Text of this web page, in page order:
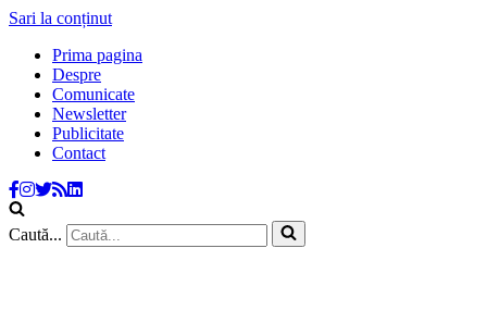
Sari la conținut
Prima pagina
Despre
Comunicate
Newsletter
Publicitate
Contact
Caută...